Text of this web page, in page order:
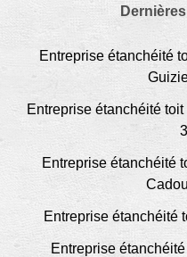
Entreprise étanchéité
Entreprise étanchéité
Entreprise étanchéité
Entreprise étanchéité
Entreprise